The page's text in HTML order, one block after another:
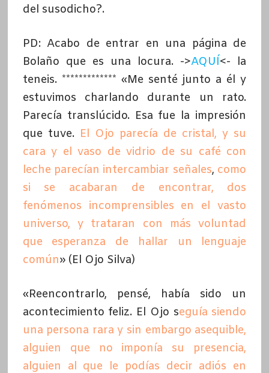
del susodicho?.
PD: Acabo de entrar en una página de
Bolaño que es una locura. ->AQUÍ<- la
teneis. ************* «Me senté junto a él y
estuvimos charlando durante un rato.
Parecía translúcido. Esa fue la impresión
que tuve. El Ojo parecía de cristal, y su
cara y el vaso de vidrio de su café con
leche parecían intercambiar señales, como
si se acabaran de encontrar, dos
fenómenos incomprensibles en el vasto
universo, y trataran con más voluntad
que esperanza de hallar un lenguaje
común» (El Ojo Silva)
«Reencontrarlo, pensé, había sido un
acontecimiento feliz. El Ojo seguía siendo
una persona rara y sin embargo asequible,
alguien que no imponía su presencia,
alguien al que le podías decir adiós en